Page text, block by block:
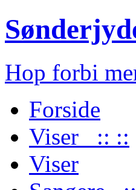
Hop forbi
Forside
Viser :: ::
Viser